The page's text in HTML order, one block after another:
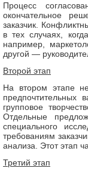
Процесс
окончательное
заказчик.
в тех случаях,
например,
другой —
Второй этап
На втором этапе
предпочтительных
групповое
Отдельные
специального
требованиям
анализа. Этот этап
Третий этап